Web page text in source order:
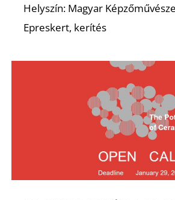
Helyszín: Magyar
Epreskert, kerítés